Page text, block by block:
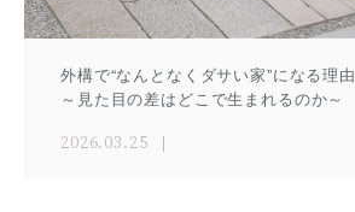
外構で“なんとなくダサい家”になる理由
～見た目の差はどこで生まれるのか～
2026.03.25